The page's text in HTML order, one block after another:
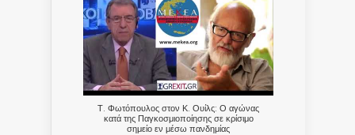
Τ. Φωτόπουλος στον Κ. Ουίλς: Ο αγώνας
κατά της Παγκοσμιοποίησης σε κρίσιμο
σημείο εν μέσω πανδημίας